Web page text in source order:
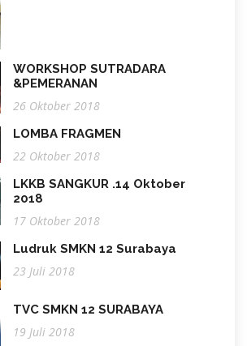
WORKSHOP SUTRADARA
&PEMERANAN
26 Oktober 2018
LOMBA FRAGMEN
22 Oktober 2018
LKKB SANGKUR .14 Oktober
2018
17 Oktober 2018
Ludruk SMKN 12 Surabaya
23 Juli 2018
TVC SMKN 12 SURABAYA
19 Juli 2018